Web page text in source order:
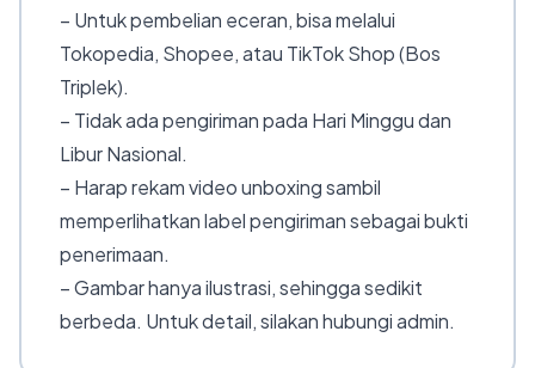
– Untuk pembelian eceran, bisa melalui
Tokopedia, Shopee, atau TikTok Shop (Bos
Triplek).
– Tidak ada pengiriman pada Hari Minggu dan
Libur Nasional.
– Harap rekam video unboxing sambil
memperlihatkan label pengiriman sebagai bukti
penerimaan.
– Gambar hanya ilustrasi, sehingga sedikit
berbeda. Untuk detail, silakan hubungi admin.